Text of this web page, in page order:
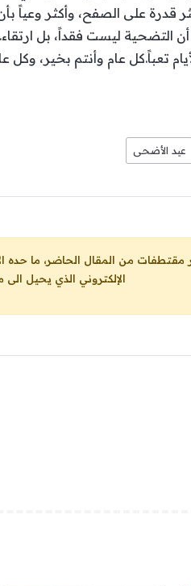
قدرة على الصفح، وأكثر
التضحية ليست فقداً، بل
تعباً.كل عام وأنتم بخير، وكل
عيد الأضحى
الحاضر، ما حده الاقصى 25% من مجموع المقال، شرط: ذكر اسم المؤلف
الإلكتروني الذي يحيل